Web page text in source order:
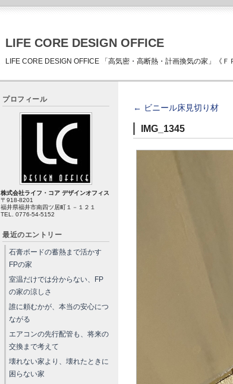
LIFE CORE DESIGN OFFICE
LIFE CORE DESIGN OFFICE 「高気密・高断熱・計画換気の家
← ビニール床見切り材
IMG_1345
プロフィール
株式会社ライフ・コア デザインオフィス
〒918-8201
福井県福井市南四ツ居町１－１２１
TEL. 0776-54-5152
最近のエントリー
石膏ボードの蓄熱まで活かす
FPの家
室温だけでは分からない、FP
の家の涼しさ
誰に頼むかが、本当の安心につ
ながる
エアコンの先行配管も、将来の
交換まで考えて
壊れない家より、壊れたときに
困らない家